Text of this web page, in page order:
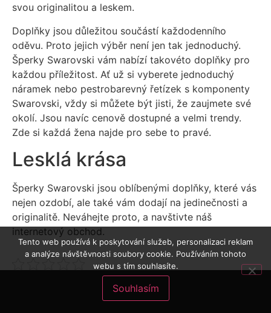
svou originalitou a leskem.
Doplňky jsou důležitou součástí každodenního
oděvu. Proto jejich výběr není jen tak jednoduchý.
Šperky Swarovski vám nabízí takovéto doplňky pro
každou příležitost. Ať už si vyberete jednoduchý
náramek nebo pestrobarevný řetízek s komponenty
Swarovski, vždy si můžete být jisti, že zaujmete své
okolí. Jsou navíc cenově dostupné a velmi trendy.
Zde si každá žena najde pro sebe to pravé.
Lesklá krása
Šperky Swarovski jsou oblíbenými doplňky, které vás
nejen ozdobí, ale také vám dodají na jedinečnosti a
originalitě. Neváhejte proto, a navštivte náš
internetový obchod.
Tento web používá k poskytování služeb, personalizaci reklam
a analýze návštěvnosti soubory cookie. Používáním tohoto
webu s tím souhlasíte.
Souhlasím